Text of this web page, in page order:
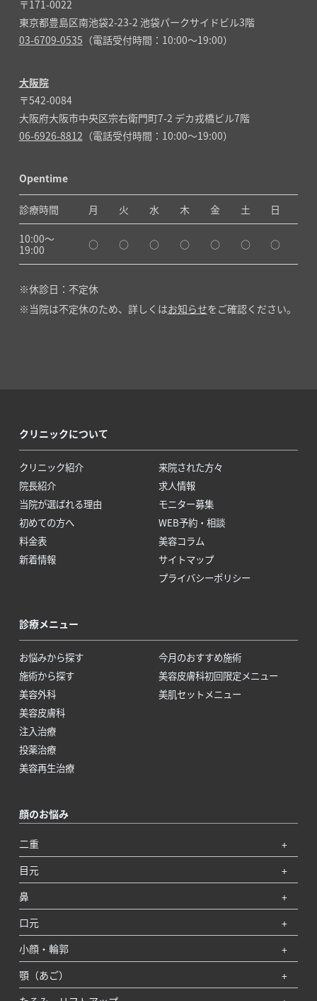
〒171-0022
東京都豊島区南池袋2-23-2 池袋パークサイドビル3階
03-6709-0535 （電話受付時間：10:00～19:00）
大阪院
〒542-0084
大阪府大阪市中央区宗右衛門町7-2 デカ戎橋ビル7階
06-6926-8812 （電話受付時間：10:00～19:00）
Opentime
診療時間 月 火 水 木 金 土 日
10:00〜
19:00
○ ○ ○ ○ ○ ○ ○
休診日：不定休
当院は不定休のため、詳しくはお知らせをご確認ください。
クリニックについて
クリニック紹介
院長紹介
当院が選ばれる理由
初めての方へ
料金表
新着情報
来院された方々
求人情報
モニター募集
WEB予約・相談
美容コラム
サイトマップ
プライバシーポリシー
診療メニュー
お悩みから探す
施術から探す
美容外科
美容皮膚科
注入治療
投薬治療
美容再生治療
今月のおすすめ施術
美容皮膚科初回限定メニュー
美肌セットメニュー
顔のお悩み
二重
目元
鼻
口元
小顔・輪郭
顎（あご）